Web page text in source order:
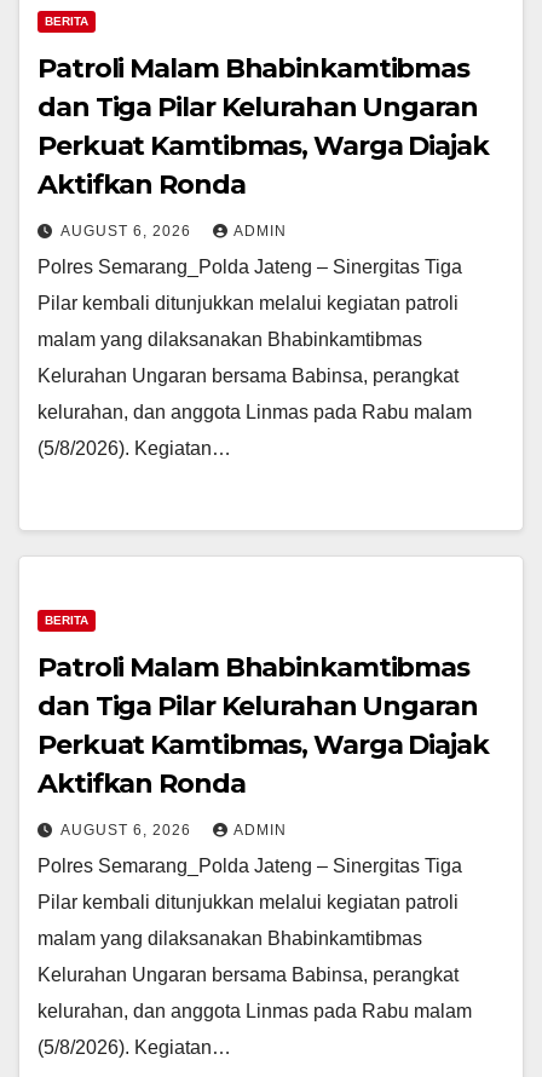
BERITA
Patroli Malam Bhabinkamtibmas
dan Tiga Pilar Kelurahan Ungaran
Perkuat Kamtibmas, Warga Diajak
Aktifkan Ronda
AUGUST 6, 2026 ADMIN
Polres Semarang_Polda Jateng – Sinergitas Tiga
Pilar kembali ditunjukkan melalui kegiatan patroli
malam yang dilaksanakan Bhabinkamtibmas
Kelurahan Ungaran bersama Babinsa, perangkat
kelurahan, dan anggota Linmas pada Rabu malam
(5/8/2026). Kegiatan…
BERITA
Patroli Malam Bhabinkamtibmas
dan Tiga Pilar Kelurahan Ungaran
Perkuat Kamtibmas, Warga Diajak
Aktifkan Ronda
AUGUST 6, 2026 ADMIN
Polres Semarang_Polda Jateng – Sinergitas Tiga
Pilar kembali ditunjukkan melalui kegiatan patroli
malam yang dilaksanakan Bhabinkamtibmas
Kelurahan Ungaran bersama Babinsa, perangkat
kelurahan, dan anggota Linmas pada Rabu malam
(5/8/2026). Kegiatan…